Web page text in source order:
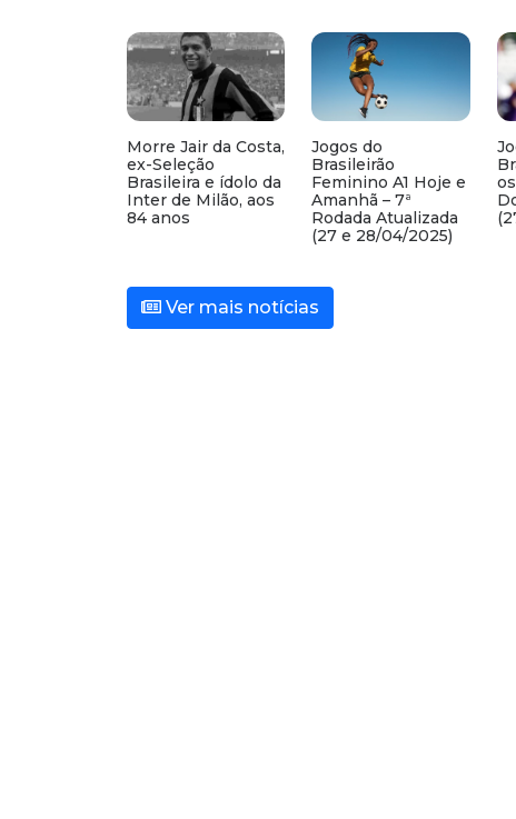
Morre Jair da Costa,
ex-Seleção
Brasileira e ídolo da
Inter de Milão, aos
84 anos
Jogos do
Brasileirão
Feminino A1 Hoje e
Amanhã – 7ª
Rodada Atualizada
(27 e 28/04/2025)
Ver mais notícias